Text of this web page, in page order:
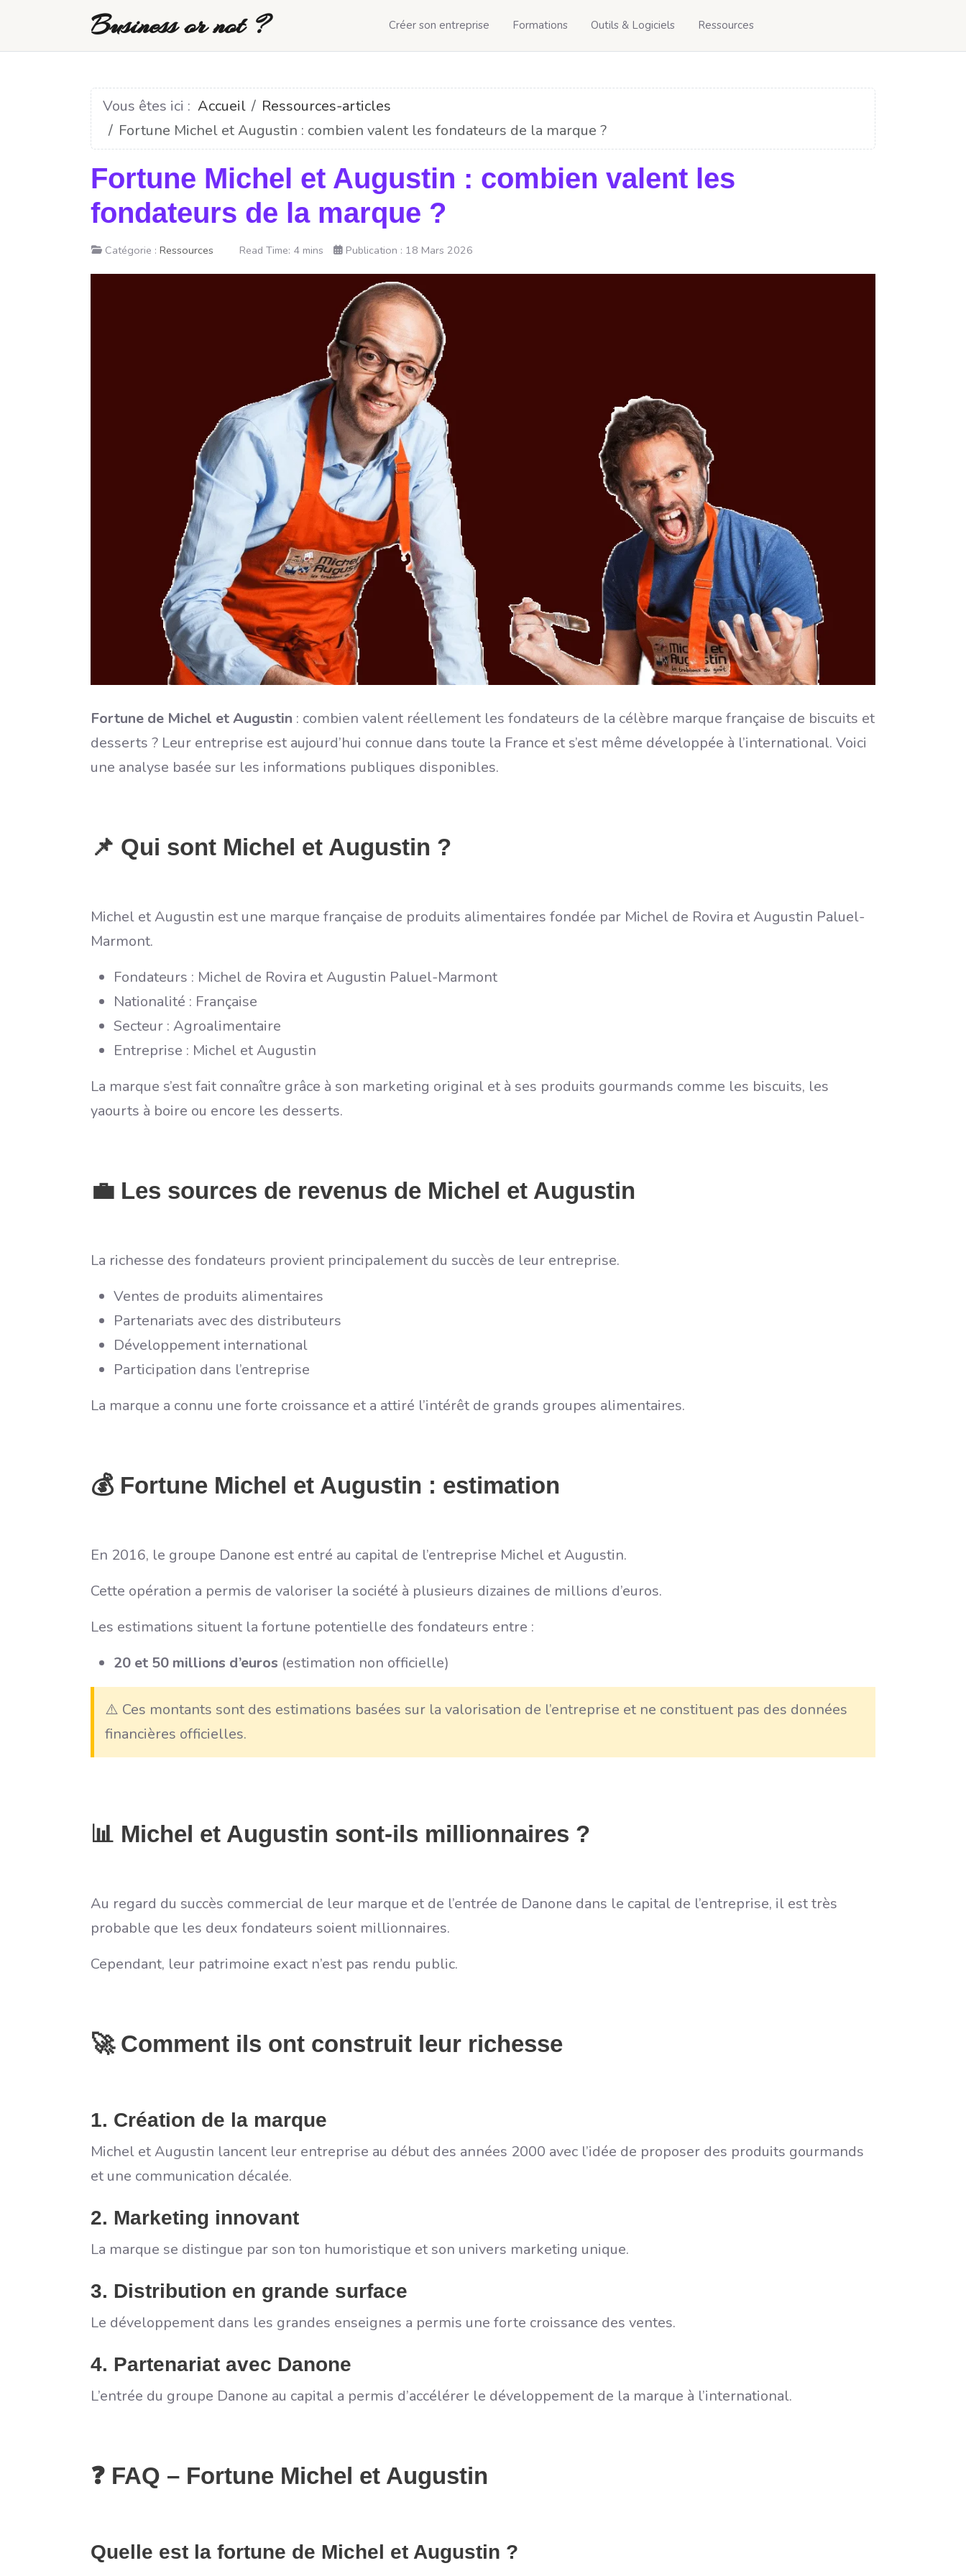
Business or not ? Créer son entreprise Formations Outils & Logiciels Ressources
Vous êtes ici : Accueil
Ressources-articles
Fortune Michel et Augustin : combien valent les fondateurs de la marque ?
Fortune Michel et Augustin : combien valent les
fondateurs de la marque ?
Catégorie : Ressources Read Time: 4 mins Publication : 18 Mars 2026
Fortune de Michel et Augustin : combien valent réellement les fondateurs de la célèbre marque française de biscuits et
desserts ? Leur entreprise est aujourd’hui connue dans toute la France et s’est même développée à l’international. Voici
une analyse basée sur les informations publiques disponibles.
📌 Qui sont Michel et Augustin ?
Michel et Augustin est une marque française de produits alimentaires fondée par Michel de Rovira et Augustin Paluel-
Marmont.
Fondateurs : Michel de Rovira et Augustin Paluel-Marmont
Nationalité : Française
Secteur : Agroalimentaire
Entreprise : Michel et Augustin
La marque s’est fait connaître grâce à son marketing original et à ses produits gourmands comme les biscuits, les
yaourts à boire ou encore les desserts.
💼 Les sources de revenus de Michel et Augustin
La richesse des fondateurs provient principalement du succès de leur entreprise.
Ventes de produits alimentaires
Partenariats avec des distributeurs
Développement international
Participation dans l’entreprise
La marque a connu une forte croissance et a attiré l’intérêt de grands groupes alimentaires.
💰 Fortune Michel et Augustin : estimation
En 2016, le groupe Danone est entré au capital de l’entreprise Michel et Augustin.
Cette opération a permis de valoriser la société à plusieurs dizaines de millions d’euros.
Les estimations situent la fortune potentielle des fondateurs entre :
20 et 50 millions d’euros (estimation non officielle)
⚠️ Ces montants sont des estimations basées sur la valorisation de l’entreprise et ne constituent pas des données
financières officielles.
📊 Michel et Augustin sont-ils millionnaires ?
Au regard du succès commercial de leur marque et de l’entrée de Danone dans le capital de l’entreprise, il est très
probable que les deux fondateurs soient millionnaires.
Cependant, leur patrimoine exact n’est pas rendu public.
🚀 Comment ils ont construit leur richesse
1. Création de la marque
Michel et Augustin lancent leur entreprise au début des années 2000 avec l’idée de proposer des produits gourmands
et une communication décalée.
2. Marketing innovant
La marque se distingue par son ton humoristique et son univers marketing unique.
3. Distribution en grande surface
Le développement dans les grandes enseignes a permis une forte croissance des ventes.
4. Partenariat avec Danone
L’entrée du groupe Danone au capital a permis d’accélérer le développement de la marque à l’international.
❓ FAQ – Fortune Michel et Augustin
Quelle est la fortune de Michel et Augustin ?